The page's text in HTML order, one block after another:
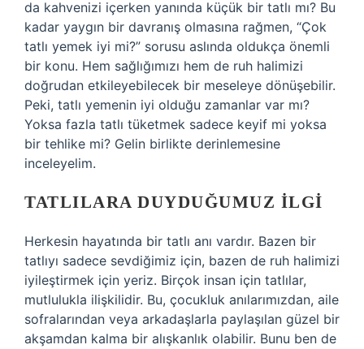
da kahvenizi içerken yanında küçük bir tatlı mı? Bu
kadar yaygın bir davranış olmasına rağmen, “Çok
tatlı yemek iyi mi?” sorusu aslında oldukça önemli
bir konu. Hem sağlığımızı hem de ruh halimizi
doğrudan etkileyebilecek bir meseleye dönüşebilir.
Peki, tatlı yemenin iyi olduğu zamanlar var mı?
Yoksa fazla tatlı tüketmek sadece keyif mi yoksa
bir tehlike mi? Gelin birlikte derinlemesine
inceleyelim.
TATLILARA DUYDUĞUMUZ İLGI
Herkesin hayatında bir tatlı anı vardır. Bazen bir
tatlıyı sadece sevdiğimiz için, bazen de ruh halimizi
iyileştirmek için yeriz. Birçok insan için tatlılar,
mutlulukla ilişkilidir. Bu, çocukluk anılarımızdan, aile
sofralarından veya arkadaşlarla paylaşılan güzel bir
akşamdan kalma bir alışkanlık olabilir. Bunu ben de